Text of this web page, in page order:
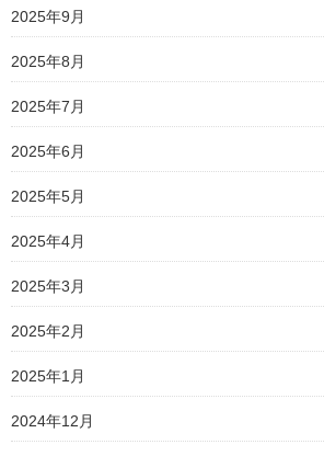
2025年9月
2025年8月
2025年7月
2025年6月
2025年5月
2025年4月
2025年3月
2025年2月
2025年1月
2024年12月